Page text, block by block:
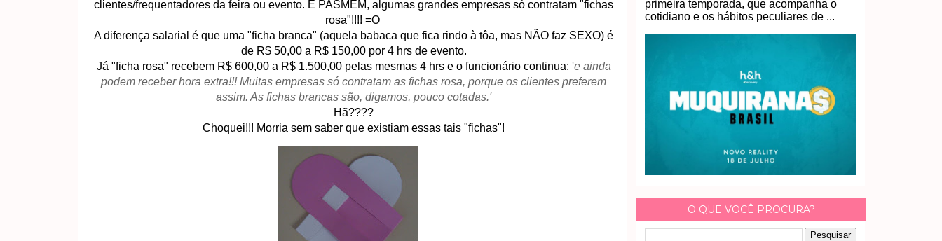
clientes/frequentadores da feira ou evento. E PASMEM, algumas grandes empresas só contratam "fichas
rosa"!!!! =O
A diferença salarial é que uma "ficha branca" (aquela babaca que fica rindo à tôa, mas NÃO faz SEXO) é
de R$ 50,00 a R$ 150,00 por 4 hrs de evento.
Já "ficha rosa" recebem R$ 600,00 a R$ 1.500,00 pelas mesmas 4 hrs e o funcionário continua: 'e ainda
podem receber hora extra!!! Muitas empresas só contratam as fichas rosa, porque os clientes preferem
assim. As fichas brancas são, digamos, pouco cotadas.'
Hã????
Choquei!!! Morria sem saber que existiam essas tais "fichas"!
primeira temporada, que acompanha o
cotidiano e os hábitos peculiares de ...
O QUE VOCÊ PROCURA?